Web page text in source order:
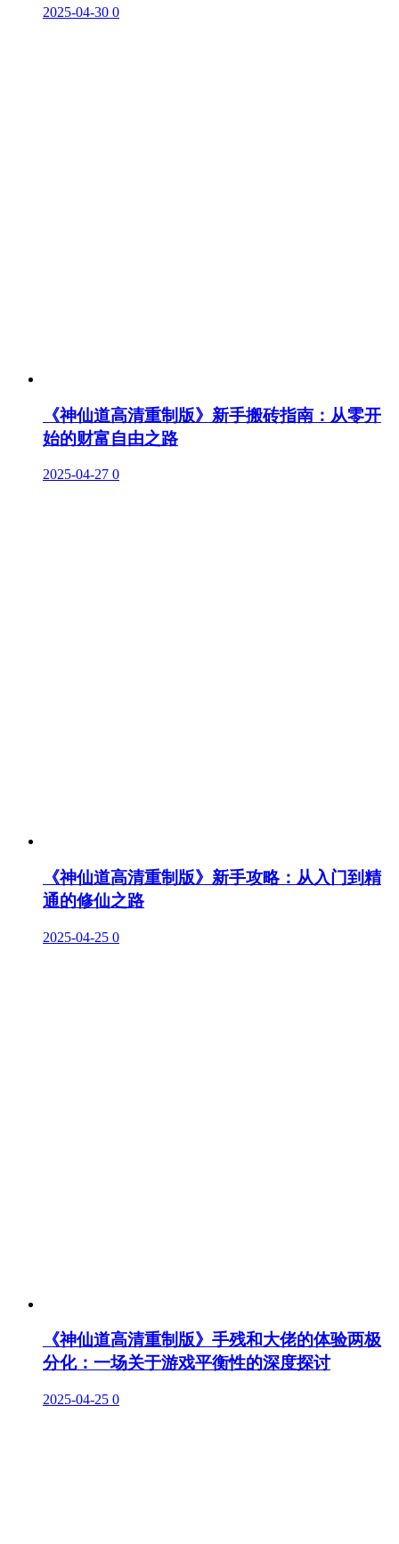
2025-04-30 0
《神仙道高清重制版》新手搬砖指南：从零开
始的财富自由之路
2025-04-27 0
《神仙道高清重制版》新手攻略：从入门到精
通的修仙之路
2025-04-25 0
《神仙道高清重制版》手残和大佬的体验两极
分化：一场关于游戏平衡性的深度探讨
2025-04-25 0